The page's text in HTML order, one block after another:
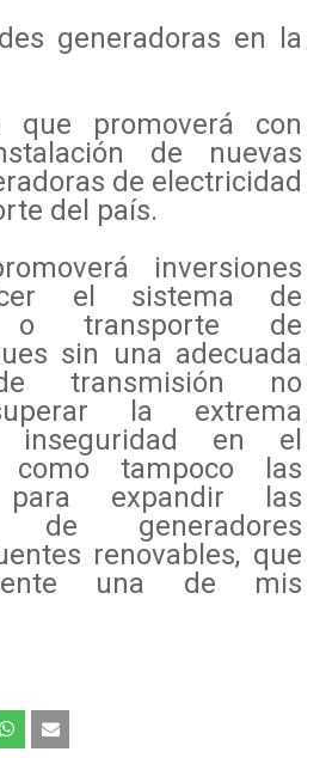
generadoras en la
que promoverá con
de nuevas
de electricidad
del país.
inversiones
el sistema de
o transporte de
sin una adecuada
transmisión no
la extrema
en el
como tampoco las
para expandir las
de generadores
renovables, que
una de mis